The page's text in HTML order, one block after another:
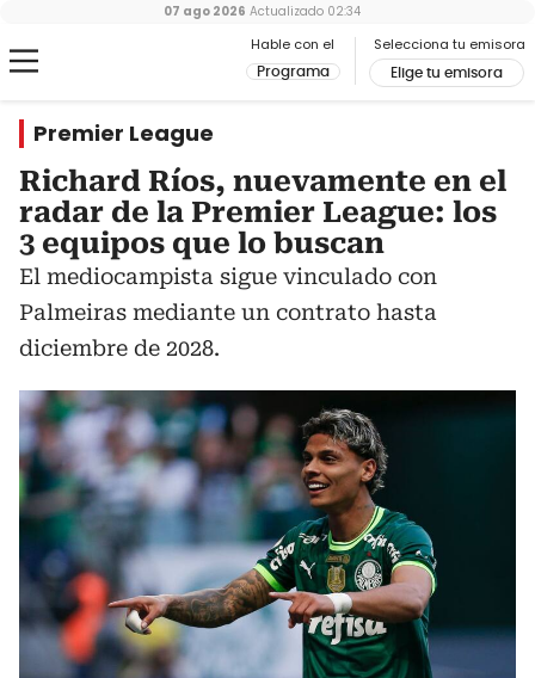
Hable con el
Programa
Selecciona tu emisora
Elige tu emisora
07 ago 2026 Actualizado 02:34
Premier League
Richard Ríos, nuevamente en el
radar de la Premier League: los
3 equipos que lo buscan
El mediocampista sigue vinculado con
Palmeiras mediante un contrato hasta
diciembre de 2028.